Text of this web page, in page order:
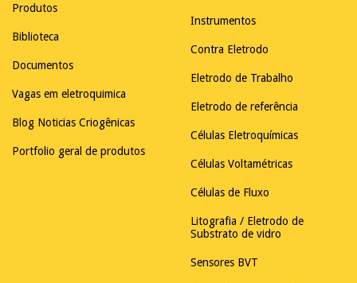
Produtos
Biblioteca
Documentos
Vagas em eletroquimica
Blog Noticias Criogênicas
Portfolio geral de produtos
Instrumentos
Contra Eletrodo
Eletrodo de Trabalho
Eletrodo de referência
Células Eletroquímicas
Células Voltamétricas
Células de Fluxo
Litografia / Eletrodo de
Substrato de vidro
Sensores BVT